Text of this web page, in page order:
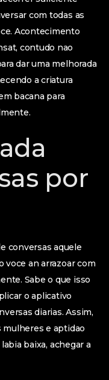
com todas as
Acontecimento
contudo nao
dar uma melhorada
a criatura
bacana para
por
conversas aquele
voce an arrazoar com
Sabe o que isso
o aplicativo
diarias. Assim,
mulheres e aptidao
baixa, achegar a